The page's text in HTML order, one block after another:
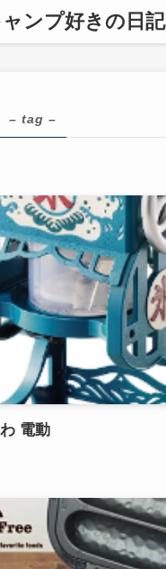
ンプ好きの日記
– tag –
電動